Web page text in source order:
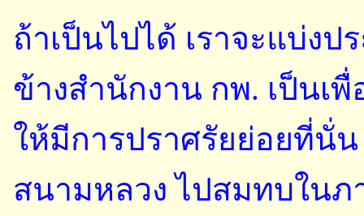
ถ้าเป็นไปได้ เราจะแบ่ง
ข้างสำนักงาน กพ. เป็นเ
ให้มีการปราศรัยย่อยที่นั่
สนามหลวง ไปสมทบในภ